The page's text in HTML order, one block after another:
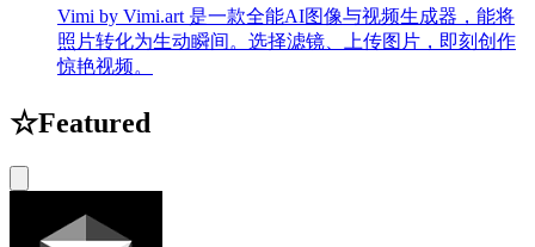
Vimi by Vimi.art 是一款全能AI图像与视频生成器，能将
照片转化为生动瞬间。选择滤镜、上传图片，即刻创作
惊艳视频。
☆Featured